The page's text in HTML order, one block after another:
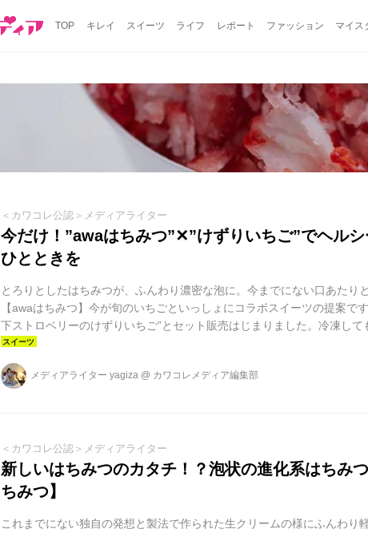
TOP キレイ スイーツ ライフ レポート ファッション マイス
＜カワコレ公認＞メディアライター
今だけ！”awaはちみつ”✕”けずりいちご”でヘル
ひとときを
とろりとしたはちみつが、ふんわり濃密な泡に。今までにない口あたり
【awaはちみつ】今が旬のいちごといっしょにコラボスイーツの提案で
下ストロベリーのけずりいちご”とセット販売はじまりました。冷凍して
と酸味がしっかりと感じられる『あきひめ』・『やよいひめ』を使用し
いく、甘酸っぱいけずりいちごにawaはちみつの優しい甘さがぴったりで
贅沢なデザートに、大切な方への贈り物に。awaはちみつオリジナルのメ
メディアライター yagiza @ カワコレメディア編集部
＜カワコレ公認＞メディアライター
新しいはちみつのカタチ！？泡状の進化系はちみ
ちみつ】
これまでにない独自の発想と製法で作られた生クリームの様にふんわり